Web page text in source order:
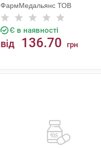
ФармМедальянс ТОВ
Є в наявності
від 136.70 грн